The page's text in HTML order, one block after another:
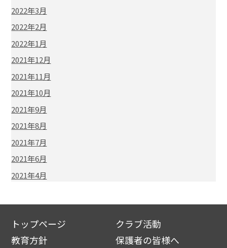
2022年3月
2022年2月
2022年1月
2021年12月
2021年11月
2021年10月
2021年9月
2021年8月
2021年7月
2021年6月
2021年4月
トップページ
教育方針
クラブ活動
保護者の皆様へ